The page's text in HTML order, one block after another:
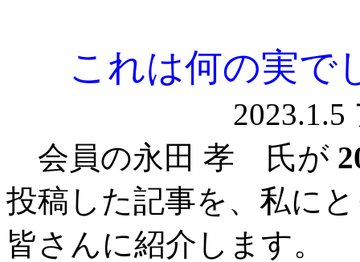
これは何の実で
会員の永田 孝 氏が
投稿した記事を、私に
皆さんに紹介します。